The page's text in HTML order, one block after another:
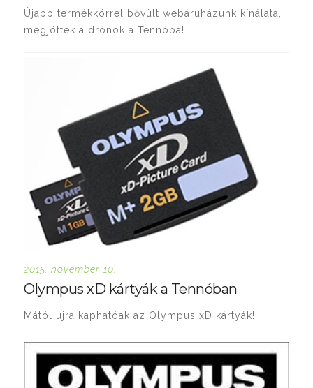
Újabb termékkörrel bővült webáruházunk kínálata,
megjöttek a drónok a Tennóba!
2015. november 10.
Olympus xD kártyák a Tennóban
Mától újra kaphatóak az Olympus xD kártyák!